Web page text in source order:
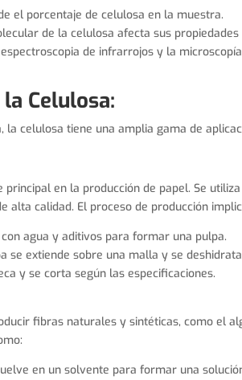
el porcentaje de celulosa en la muestra.
de la celulosa afecta sus propiedades
de infrarrojos y la
Celulosa:
la celulosa tiene una amplia gama de
principal en la producción de papel. Se
alta calidad. El proceso de producción
agua y aditivos para formar una pulpa.
se extiende sobre una malla y se
y se corta según las especificaciones.
fibras naturales y sintéticas, como el
en un solvente para formar una